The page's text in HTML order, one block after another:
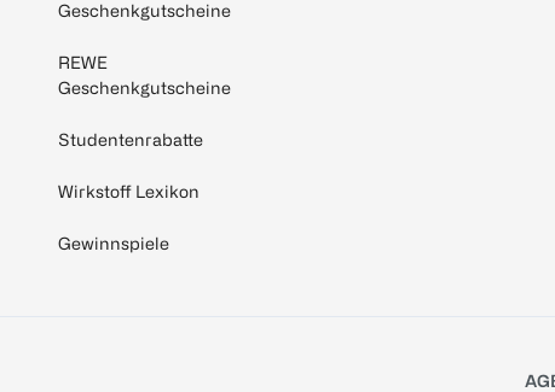
Geschenkgutscheine
REWE
Geschenkgutscheine
Studentenrabatte
Wirkstoff Lexikon
Gewinnspiele